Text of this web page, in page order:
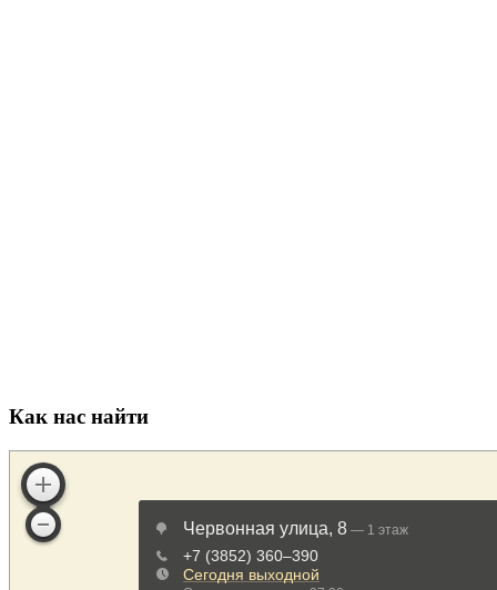
Как нас найти